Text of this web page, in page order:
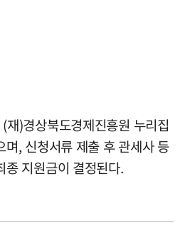
재)경상북도경제진흥원 누리집
며, 신청서류 제출 후 관세사 등
종 지원금이 결정된다.